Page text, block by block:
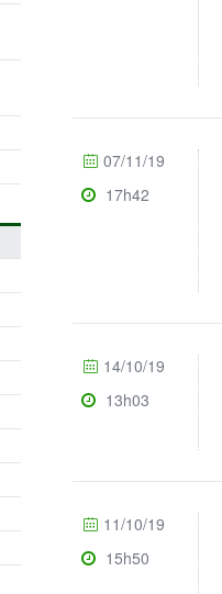
07/11/19
17h42
14/10/19
13h03
11/10/19
15h50